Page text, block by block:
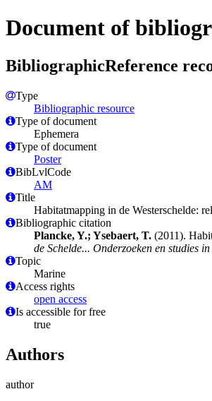
Document of
BibliographicReference
Type
Bibliographic resource
Type of document
Ephemera
Type of document
Poster
BibLvlCode
AM
Title
Habitatmapping in de Westerschelde:
Bibliographic citation
Plancke, Y.; Ysebaert, T. (2011).
de Schelde... Onderzoeken en studies
Topic
Marine
Access rights
open access
Is accessible for free
true
Authors
author